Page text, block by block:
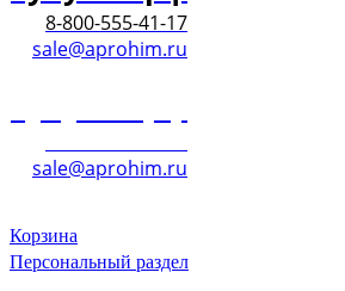
8-800-555-41-17
sale@aprohim.ru
sale@aprohim.ru
Корзина
Персональный раздел